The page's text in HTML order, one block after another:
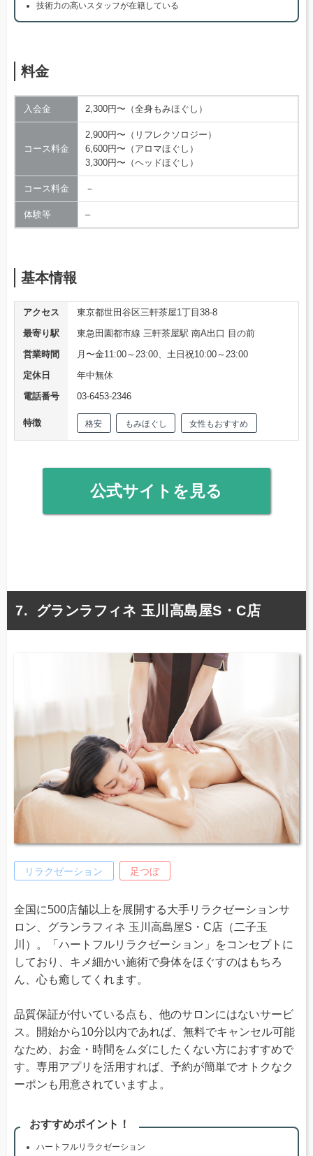
技術力の高いスタッフが在籍している
料金
入会金 2,300円〜（全身もみほぐし）
コース料金
2,900円〜（リフレクソロジー）
6,600円〜（アロマほぐし）
3,300円〜（ヘッドほぐし）
コース料金 －
体験等 –
基本情報
アクセス
東京都世田谷区三軒茶屋1丁目38-8
最寄り駅
東急田園都市線 三軒茶屋駅 南A出口 目の前
営業時間
月〜金11:00～23:00、土日祝10:00～23:00
定休日
年中無休
電話番号
03-6453-2346
特徴 格安 もみほぐし 女性もおすすめ
公式サイトを見る
グランラフィネ 玉川高島屋S・C店
リラクゼーション 足つぼ
全国に500店舗以上を展開する大手リラクゼーションサ
ロン、グランラフィネ 玉川高島屋S・C店（二子玉
川）。「ハートフルリラクゼーション」をコンセプトに
しており、キメ細かい施術で身体をほぐすのはもちろ
ん、心も癒してくれます。
品質保証が付いている点も、他のサロンにはないサービ
ス。開始から10分以内であれば、無料でキャンセル可能
なため、お金・時間をムダにしたくない方におすすめで
す。専用アプリを活用すれば、予約が簡単でオトクなク
ーポンも用意されていますよ。
おすすめポイント！
ハートフルリラクゼーション